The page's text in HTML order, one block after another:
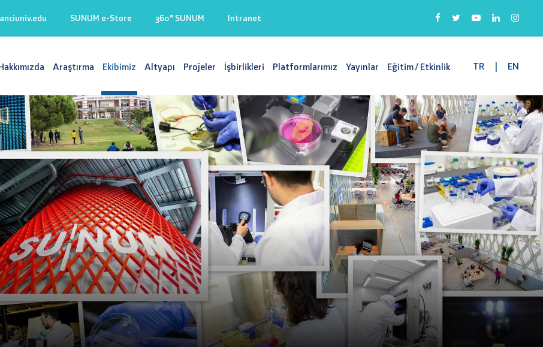
SUNUM e-Store 360° SUNUM Intranet
Araştırma Ekibimiz Altyapı Projeler İşbirlikleri Platformlarımız Yayınlar Eğitim / Etkinlik TR | EN